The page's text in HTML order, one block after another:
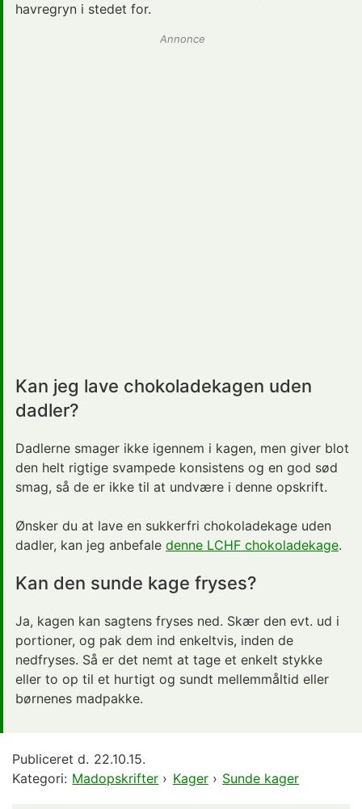
havregryn i stedet for.
Annonce
Kan jeg lave chokoladekagen uden
dadler?
Dadlerne smager ikke igennem i kagen, men giver blot
den helt rigtige svampede konsistens og en god sød
smag, så de er ikke til at undvære i denne opskrift.
Ønsker du at lave en sukkerfri chokoladekage uden
dadler, kan jeg anbefale denne LCHF chokoladekage.
Kan den sunde kage fryses?
Ja, kagen kan sagtens fryses ned. Skær den evt. ud i
portioner, og pak dem ind enkeltvis, inden de
nedfryses. Så er det nemt at tage et enkelt stykke
eller to op til et hurtigt og sundt mellemmåltid eller
børnenes madpakke.
Publiceret d. 22.10.15.
Kategori: Madopskrifter › Kager› Sunde kager